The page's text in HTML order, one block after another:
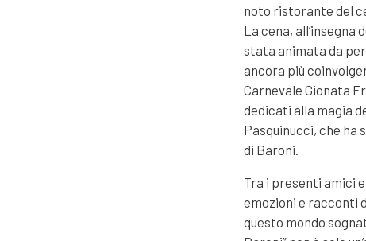
noto ristorante del
La cena, all’insegna
stata animata da
ancora più
Carnevale Gionata
dedicati alla magia
Pasquinucci, che
di Baroni.
Tra i presenti amici
emozioni e racconti
questo mondo